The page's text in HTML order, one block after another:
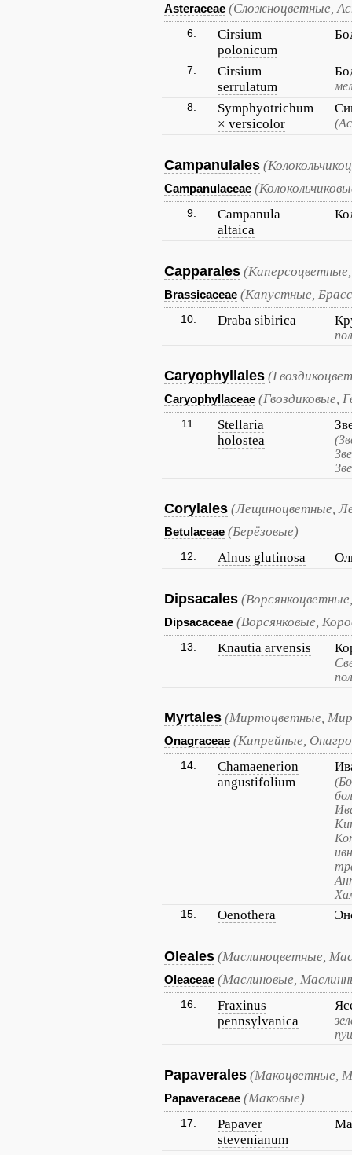
Asteraceae (Сложноцветные,
6.
Cirsium
polonicum
7.
Cirsium
serrulatum
8.
Symphyotrichum
× versicolor
Campanulales
Campanulaceae
9.
Campanula
altaica
Capparales
Brassicaceae (Капустные,
10. Draba sibirica
Caryophyllales
Caryophyllaceae (Гвоздиковые,
11.
Stellaria
holostea
Corylales (Лещиноцветные,
Betulaceae (Берёзовые)
12. Alnus glutinosa
Dipsacales
Dipsacaceae (Ворсянковые,
13. Knautia arvensis
Myrtales (Миртоцветные,
Onagraceae (Кипрейные,
14.
Chamaenerion
angustifolium
15. Oenothera
Oleales (Маслиноцветные,
Oleaceae (Маслиновые,
16.
Fraxinus
pennsylvanica
Papaverales (Макоцветные,
Papaveraceae (Маковые)
17.
Papaver
stevenianum